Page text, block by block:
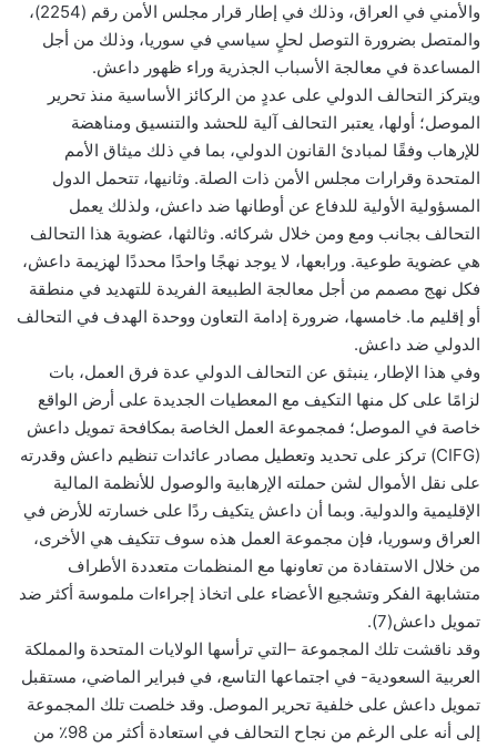
والأمني في العراق، وذلك في إطار قرار مجلس الأمن رقم (2254)،
والمتصل بضرورة التوصل لحلٍ سياسي في سوريا، وذلك من أجل
المساعدة في معالجة الأسباب الجذرية وراء ظهور داعش.
ويتركز التحالف الدولي على عددٍ من الركائز الأساسية منذ تحرير
الموصل؛ أولها، يعتبر التحالف آلية للحشد والتنسيق ومناهضة
للإرهاب وفقًا لمبادئ القانون الدولي، بما في ذلك ميثاق الأمم
المتحدة وقرارات مجلس الأمن ذات الصلة. وثانيها، تتحمل الدول
المسؤولية الأولية للدفاع عن أوطانها ضد داعش، ولذلك يعمل
التحالف بجانب ومع ومن خلال شركائه. وثالثها، عضوية هذا التحالف
هي عضوية طوعية. ورابعها، لا يوجد نهجًا واحدًا محددًا لهزيمة داعش،
فكل نهج مصمم من أجل معالجة الطبيعة الفريدة للتهديد في منطقة
أو إقليم ما. خامسها، ضرورة إدامة التعاون ووحدة الهدف في التحالف
الدولي ضد داعش.
وفي هذا الإطار، ينبثق عن التحالف الدولي عدة فرق العمل، بات
لزامًا على كل منها التكيف مع المعطيات الجديدة على أرض الواقع
خاصة في الموصل؛ فمجموعة العمل الخاصة بمكافحة تمويل داعش
(CIFG) تركز على تحديد وتعطيل مصادر عائدات تنظيم داعش وقدرته
على نقل الأموال لشن حملته الإرهابية والوصول للأنظمة المالية
الإقليمية والدولية. وبما أن داعش يتكيف ردًا على خسارته للأرض في
العراق وسوريا، فإن مجموعة العمل هذه سوف تتكيف هي الأخرى،
من خلال الاستفادة من تعاونها مع المنظمات متعددة الأطراف
متشابهة الفكر وتشجيع الأعضاء على اتخاذ إجراءات ملموسة أكثر ضد
تمويل داعش(7).
وقد ناقشت تلك المجموعة –التي ترأسها الولايات المتحدة والمملكة
العربية السعودية- في اجتماعها التاسع، في فبراير الماضي، مستقبل
تمويل داعش على خلفية تحرير الموصل. وقد خلصت تلك المجموعة
إلى أنه على الرغم من نجاح التحالف في استعادة أكثر من 98٪ من